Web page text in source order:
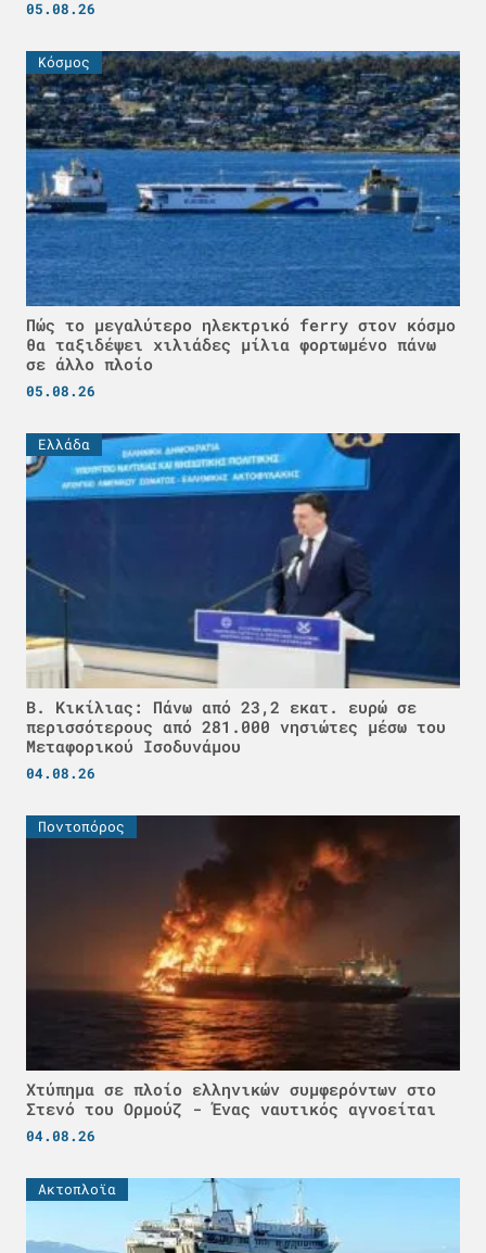
05.08.26
Κόσμος
Πώς το μεγαλύτερο ηλεκτρικό ferry στον κόσμο
θα ταξιδέψει χιλιάδες μίλια φορτωμένο πάνω
σε άλλο πλοίο
05.08.26
Ελλάδα
Β. Κικίλιας: Πάνω από 23,2 εκατ. ευρώ σε
περισσότερους από 281.000 νησιώτες μέσω του
Μεταφορικού Ισοδυνάμου
04.08.26
Ποντοπόρος
Χτύπημα σε πλοίο ελληνικών συμφερόντων στο
Στενό του Ορμούζ - Ένας ναυτικός αγνοείται
04.08.26
Ακτοπλοϊα